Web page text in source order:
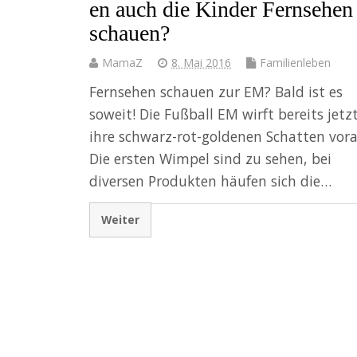
en auch die Kinder Fernsehen
schauen?
MamaZ 8. Mai 2016 Familienleben
Fernsehen schauen zur EM? Bald ist es
soweit! Die Fußball EM wirft bereits jetzt
ihre schwarz-rot-goldenen Schatten
Die ersten Wimpel sind zu sehen, bei
diversen Produkten häufen sich die…
Weiter